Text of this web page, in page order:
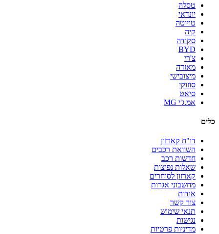
טסלה
יונדאי
טויוטה
קיה
סקודה
BYD
צ'רי
מאזדה
מיצובישי
סוזוקי
סיאט
אמ.ג'י MG
כלים
דו"ח קארזון
השוואת רכבים
חדשות רכב
שאלות נפוצות
קארזון לסוחרים
מחשבוני אגרות
אודות
צור קשר
תנאי שימוש
נגישות
מדיניות פרטיות